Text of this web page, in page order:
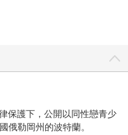
保護下，公開以同性戀青少
俄勒岡州的波特蘭。